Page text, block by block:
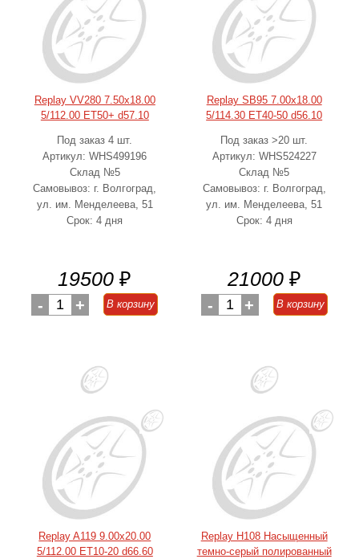
Replay VV280 7.50x18.00
5/112.00 ET50+ d57.10
Под заказ 4 шт.
Артикул: WHS499196
Склад №5
Самовывоз: г. Волгоград,
ул. им. Менделеева, 51
Срок: 4 дня
19500 ₽
- 1 + В корзину
Replay SB95 7.00x18.00
5/114.30 ET40-50 d56.10
Под заказ >20 шт.
Артикул: WHS524227
Склад №5
Самовывоз: г. Волгоград,
ул. им. Менделеева, 51
Срок: 4 дня
21000 ₽
- 1 + В корзину
Replay A119 9.00x20.00
5/112.00 ET10-20 d66.60
Replay H108 Насыщенный
темно-серый полированный